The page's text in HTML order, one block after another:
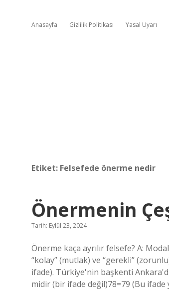
Anasayfa Gizlilik Politikası Yasal Uyarı
Etiket: Felsefede önerme nedir
Önermenin
Tarih: Eylül 23, 2024
Önerme kaça ayrılır felsefe? A:
“kolay” (mutlak) ve “gerekli”
ifade). Türkiye'nin başkenti
midir (bir ifade değil)78=79 (Bu ifade